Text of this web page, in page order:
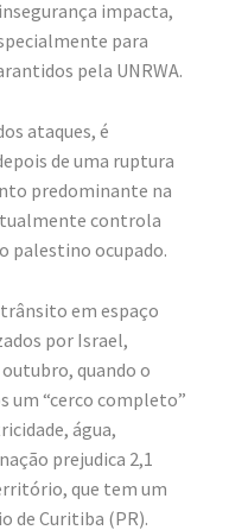
impacta,
para
pela UNRWA.
ataques, é
de uma ruptura
predominante na
controla
palestino ocupado.
em espaço
por Israel,
quando o
um “cerco completo”
água,
prejudica 2,1
que tem um
de Curitiba (PR).